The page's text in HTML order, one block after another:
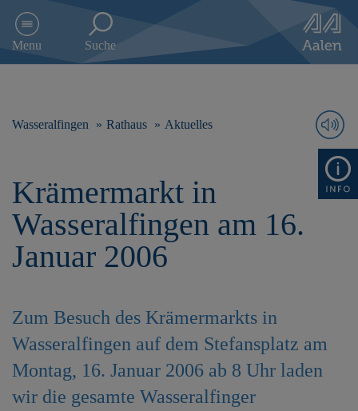
e
n
Menu Suche
Wasseralfingen Rathaus Aktuelles
Krämermarkt in
Wasseralfingen am 16.
Januar 2006
Zum Besuch des Krämermarkts in
Wasseralfingen auf dem Stefansplatz am
Montag, 16. Januar 2006 ab 8 Uhr laden
wir die gesamte Wasseralfinger